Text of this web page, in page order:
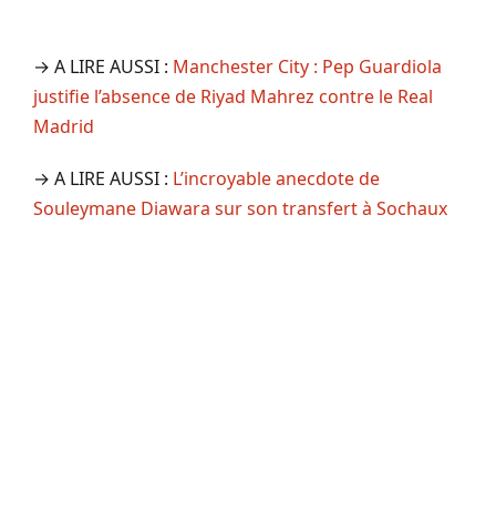
→ A LIRE AUSSI : Manchester City : Pep Guardiola
justifie l’absence de Riyad Mahrez contre le Real
Madrid
→ A LIRE AUSSI : L’incroyable anecdote de
Souleymane Diawara sur son transfert à Sochaux